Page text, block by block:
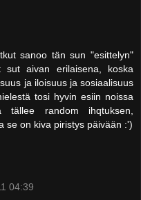
sanoo tän sun "esittelyn"
sut aivan erilaisena, koska
ja iloisuus ja sosiaalisuus
tosi hyvin esiin noissa
tällee random ihqtuksen,
se on kiva piristys päivään :')
04:39